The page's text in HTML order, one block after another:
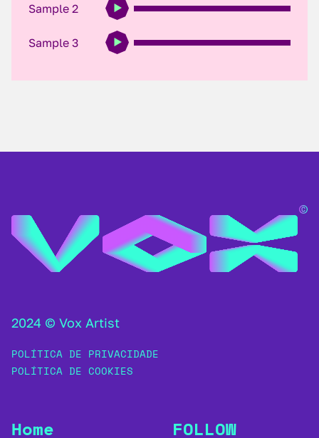
Sample 2
Sample 3
2024 © Vox Artist
POLÍTICA DE PRIVACIDADE
POLÍTICA DE COOKIES
Home FOLLOW